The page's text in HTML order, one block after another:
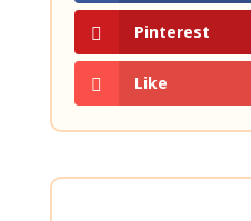
Pinterest
Like